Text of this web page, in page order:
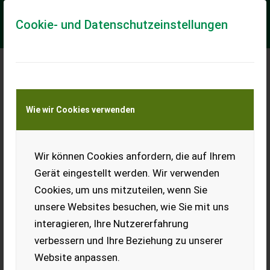
Cookie- und Datenschutzeinstellungen
Wie wir Cookies verwenden
Wir können Cookies anfordern, die auf Ihrem
Gerät eingestellt werden. Wir verwenden
Cookies, um uns mitzuteilen, wenn Sie
unsere Websites besuchen, wie Sie mit uns
interagieren, Ihre Nutzererfahrung
verbessern und Ihre Beziehung zu unserer
Website anpassen.
Meine Transportkostenanfrage
Transport von Land- und Baumaschinen –
KEINE Tiertransporte
Lemken Karat 9/600
Arbeitsbreite 6,00 m, hydr. klappbar Rahmenhöhe 80 cm
integrierte Aufsatteleinrichtung Rad 550/45-22.5 1 Paar
Stützräder 11.5/80-15.3 Unterlenker K...
EUR 17.850 inkl. 19% MwSt